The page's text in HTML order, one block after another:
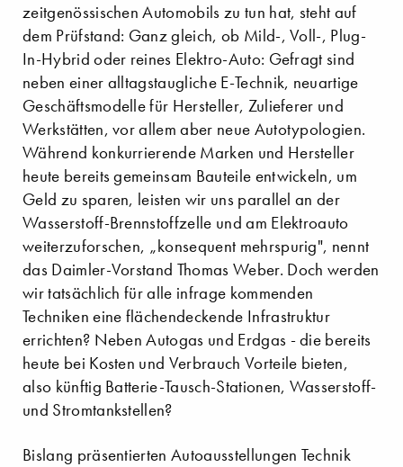
zeitgenössischen Automobils zu tun hat, steht auf
dem Prüfstand: Ganz gleich, ob Mild-, Voll-, Plug-
In-Hybrid oder reines Elektro-Auto: Gefragt sind
neben einer alltagstaugliche E-Technik, neuartige
Geschäftsmodelle für Hersteller, Zulieferer und
Werkstätten, vor allem aber neue Autotypologien.
Während konkurrierende Marken und Hersteller
heute bereits gemeinsam Bauteile entwickeln, um
Geld zu sparen, leisten wir uns parallel an der
Wasserstoff-Brennstoffzelle und am Elektroauto
weiterzuforschen, „konsequent mehrspurig", nennt
das Daimler-Vorstand Thomas Weber. Doch werden
wir tatsächlich für alle infrage kommenden
Techniken eine flächendeckende Infrastruktur
errichten? Neben Autogas und Erdgas - die bereits
heute bei Kosten und Verbrauch Vorteile bieten,
also künftig Batterie-Tausch-Stationen, Wasserstoff-
und Stromtankstellen?
Bislang präsentierten Autoausstellungen Technik